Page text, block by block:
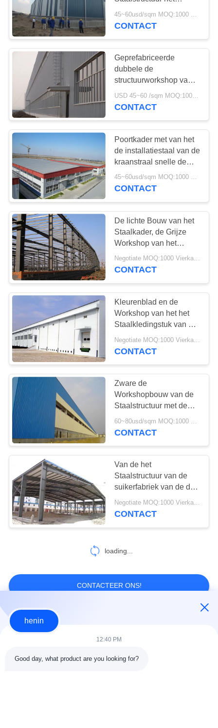
OP
NIEUWS
GEVALLEN
SITEMAP
PRIVACYBELEID
Venster143tons
Gemakkelijke Installatie
CONTACT
Geprefabriceerde
dubbele de
structuurworkshop van
het verdiepingsstaal met
bureauruimte
USD 45~60 /sqm MOQ:1000 Vierkante Meter
CONTACT
Poortkader met van het
de installatiestaal van de
kraanstraal snelle de
structuurworkshop
45~60usd/sqm MOQ:1000 Vierkante Meter
CONTACT
De lichte Bouw van het
Staalkader, de Grijze
Workshop van het
Staalkader tot 50 Jaar
Leven
Negotiate MOQ:1000 Vierkante Meter
CONTACT
Kleurenblad en de
Workshop van het het
Staalkledingstuk van het
isolatiedak met Concrete
Muur
CONTACT
Zware de
Workshopbouw van de
Staalstructuur met de
Oppervlaktebehandeling
van de
60~80usd/sqm MOQ:1000 Vierkante Meter
CONTACT
Van de het
Staalstructuur van de
suikerfabriek van de de
Workshop Hete
Onderdompeling
Negotiate MOQ:1000 Vierkante Meter
CONTACT
loading...
CONTACTEER ONS!
populaire categorieën
de bouw van de
De Workshop van de
henin
12:40 PM
Good day, what product are you looking for?